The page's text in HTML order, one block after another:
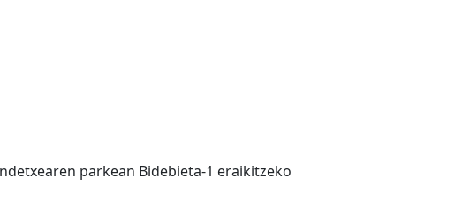
parkean Bidebieta-1 eraikitzeko